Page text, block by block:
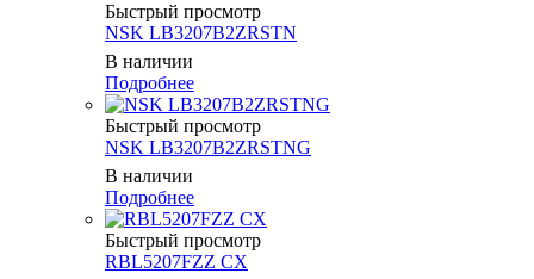
Быстрый просмотр
NSK LB3207B2ZRSTN
В наличии
Подробнее
Быстрый просмотр
NSK LB3207B2ZRSTNG
В наличии
Подробнее
Быстрый просмотр
RBL5207FZZ CX